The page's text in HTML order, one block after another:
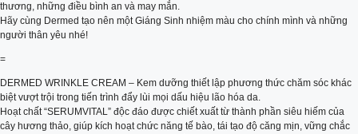
thương, những điều bình an và may mắn.
Hãy cùng Dermed tạo nên một Giáng Sinh nhiệm màu cho chính mình và những
người thân yêu nhé!
=
DERMED WRINKLE CREAM – Kem dưỡng thiết lập phương thức chăm sóc khác
biệt vượt trội trong tiến trình đẩy lùi mọi dấu hiệu lão hóa da.
Hoạt chất “SERUMVITAL” độc đáo được chiết xuất từ thành phần siêu hiếm của
cây hương thảo, giúp kích hoạt chức năng tế bào, tái tạo độ căng mịn, vững chắc